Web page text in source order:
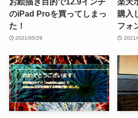
のiPad Proを買ってしまっ
た！
2021/05/29
購入
フォ